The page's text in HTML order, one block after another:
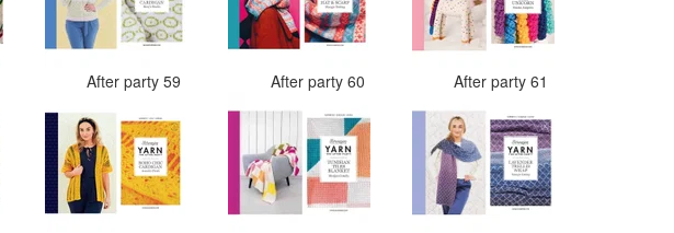
After party 59 After party 60 After party 61